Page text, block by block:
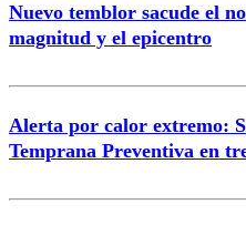
Nuevo temblor sacude el
magnitud y el epicentro
Alerta por calor extremo:
Temprana Preventiva en